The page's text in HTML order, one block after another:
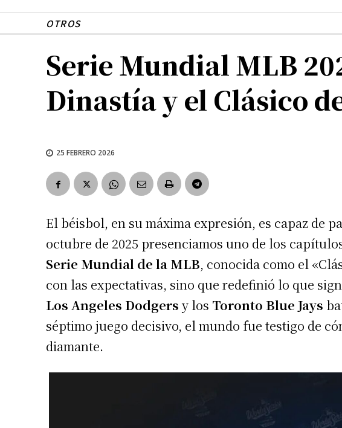
OTROS
Serie Mundial MLB
Dinastía y el Clásico
25 FEBRERO 2026
El béisbol, en su máxima expresión, es capaz de
octubre de 2025 presenciamos uno de los
Serie Mundial de la MLB, conocida como el
con las expectativas, sino que redefinió lo que
Los Angeles Dodgers y los Toronto Blue Jays
séptimo juego decisivo, el mundo fue testigo de
diamante.